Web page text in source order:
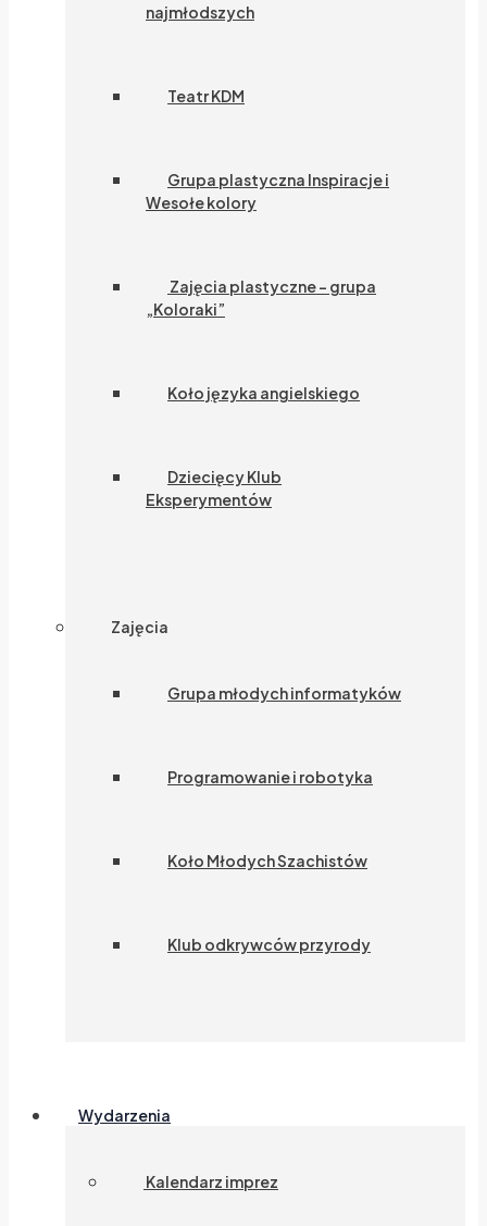
najmłodszych
Teatr KDM
Grupa plastyczna Inspiracje i
Wesołe kolory
Zajęcia plastyczne – grupa
„Koloraki”
Koło języka angielskiego
Dziecięcy Klub
Eksperymentów
Zajęcia
Grupa młodych informatyków
Programowanie i robotyka
Koło Młodych Szachistów
Klub odkrywców przyrody
Wydarzenia
Kalendarz imprez